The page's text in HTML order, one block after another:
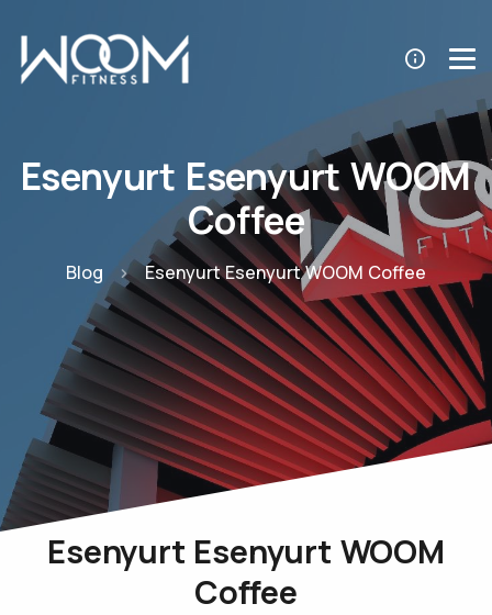
Esenyurt Esenyurt WOOM
Coffee
Blog Esenyurt Esenyurt WOOM Coffee
Esenyurt Esenyurt WOOM
Coffee